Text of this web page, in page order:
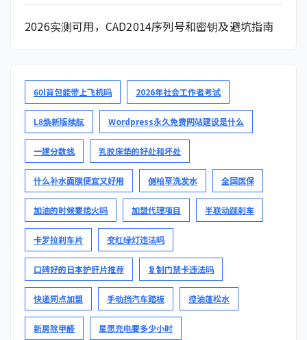
2026实测可用，CAD2014序列号和密钥及避坑指南
60l背包能带上飞机吗 2026年社会工作者考试
L8焕新版续航 Wordpress永久免费网站建设是什么
一建分数线 乳胶床垫的好处和坏处
什么补水面膜便宜又好用 侧柏草洗发水 全国医保
加油的时候要熄火吗 加盟代理项目 半联动踩刹车
卡罗拉刹车片 变红绿灯违法吗
口碑好的日本护肝片推荐 复制门禁卡违法吗
快递网点加盟 手动挡汽车踏板 控油蓬松水
新房除甲醛 星愿充电要多少小时